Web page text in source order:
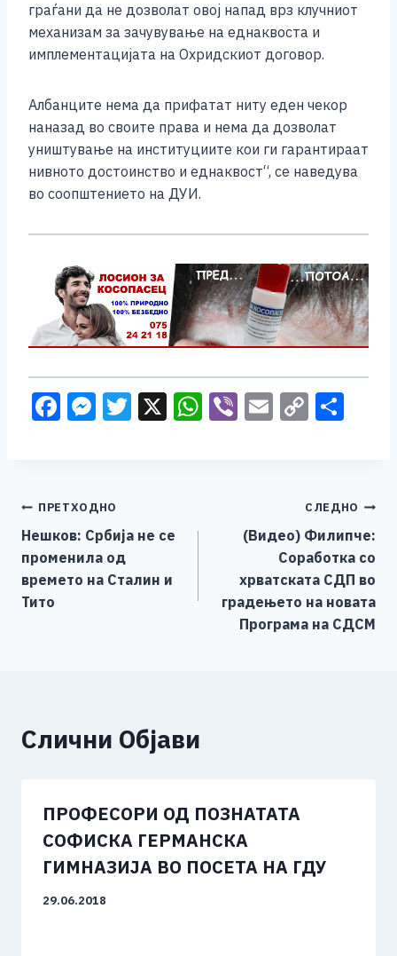
граѓани да не дозволат овој напад врз клучниот
механизам за зачувување на еднаквоста и
имплементацијата на Охридскиот договор.
Албанците нема да прифатат ниту еден чекор
наназад во своите права и нема да дозволат
уништување на институциите кои ги гарантираат
нивното достоинство и еднаквост“, се наведува
во соопштението на ДУИ.
F
b
o
o
M
n
g
er
T X W Vi E C
Li
n
k
Навигација
на
напис
ПРЕТХОДНО
Нешков: Србија не се
променила од
времето на Сталин и
Тито
СЛЕДНО
(Видео) Филипче:
Соработка со
хрватската СДП во
градењето на новата
Програма на СДСМ
Слични Објави
ПРОФЕСОРИ ОД ПОЗНАТАТА
СОФИСКА ГЕРМАНСКА
ГИМНАЗИЈА ВО ПОСЕТА НА ГДУ
29.06.2018